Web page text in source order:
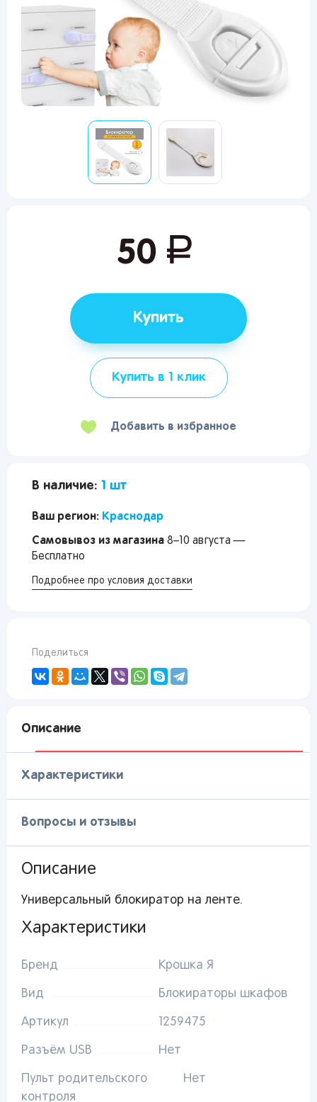
Описание
Характеристики
Вопросы и отзывы
Описание
Универсальный блокиратор на ленте.
Характеристики
Бренд Крошка Я
Вид Блокираторы шкафов
Артикул 1259475
Разъём USB Нет
Пульт родительского
контроля
Нет
50 руб.
Купить
Купить в 1 клик
Добавить в избранное
В наличие: 1 шт
Ваш регион: Краснодар
Самовывоз из магазина 8–10 августа —
Бесплатно
Подробнее про условия доставки
Поделиться
Вы сможете отслеживать статус своих
заказов и получать индивидуальные
От выбранного региона зависят доступные
товаров
Краснодар